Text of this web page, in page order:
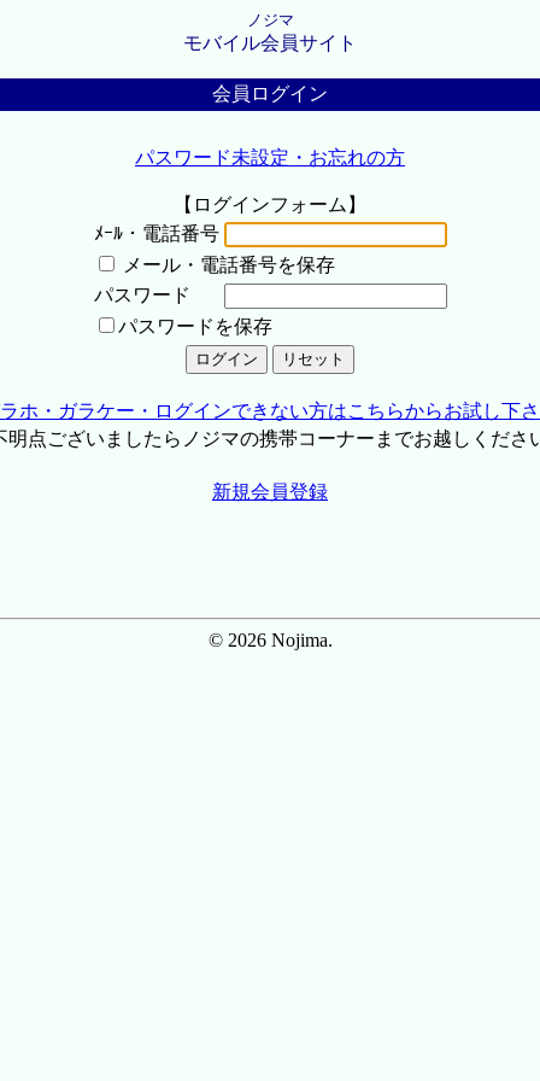
ノジマ
モバイル会員サイト
会員ログイン
パスワード未設定・お忘れの方
【ログインフォーム】
ﾒｰﾙ・電話番号
メール・電話番号を保存
パスワード
パスワードを保存
ホ・ガラケー・ログインできない方はこちらからお試し下
点ございましたらノジマの携帯コーナーまでお越しくださ
新規会員登録
© 2026 Nojima.